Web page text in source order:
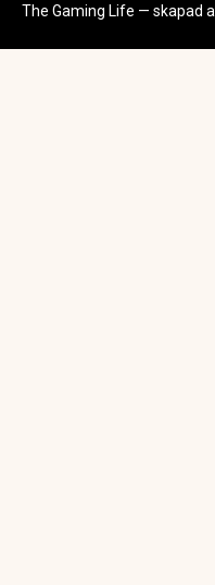
The Gaming Life — skapad